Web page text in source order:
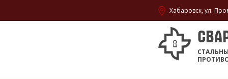
Хабаровск, ул.